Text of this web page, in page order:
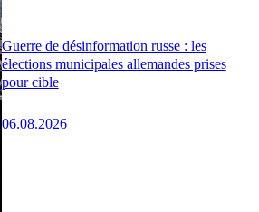
Guerre de désinformation russe : les
élections municipales allemandes prises
pour cible
06.08.2026